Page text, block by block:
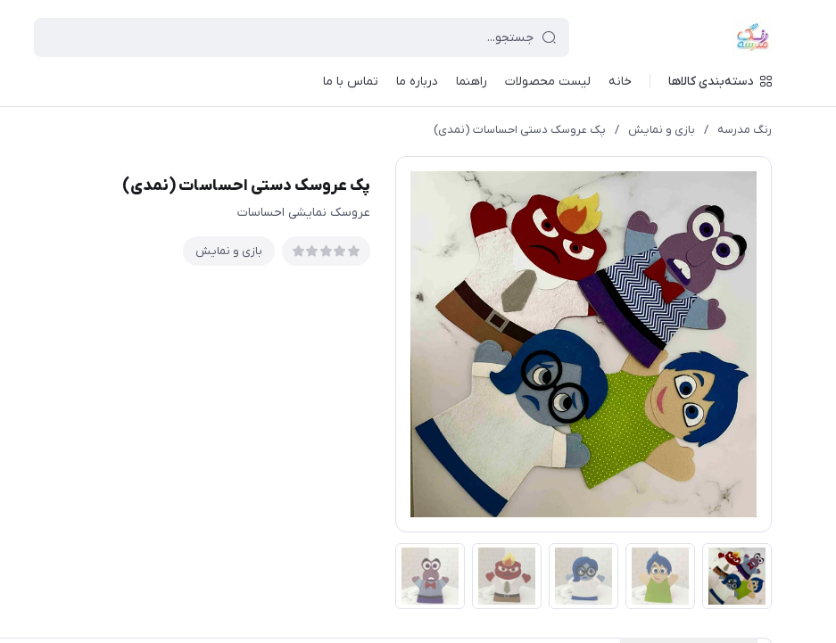
دسته‌بندی کالاها خانه لیست محصولات راهنما درباره ما تماس با ما
رنگ مدرسه / بازی و نمایش / پک عروسک دستی احساسات (نمدی)
پک عروسک دستی احساسات (نمدی)
عروسک نمایشی احساسات
بازی و نمایش